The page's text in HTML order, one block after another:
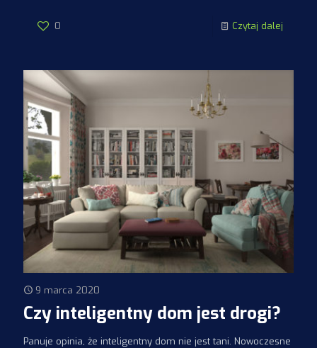
0 Czytaj dalej
9 marca 2020
Czy inteligentny dom jest drogi?
Panuje opinia, że inteligentny dom nie jest tani. Nowoczesne